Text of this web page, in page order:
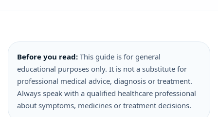
Before you read: This guide is for general
educational purposes only. It is not a substitute for
professional medical advice, diagnosis or treatment.
Always speak with a qualified healthcare professional
about symptoms, medicines or treatment decisions.